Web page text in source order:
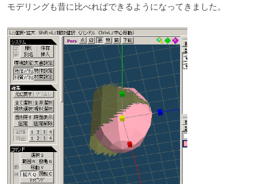
モデリングも昔に比べればできるようになってきました。